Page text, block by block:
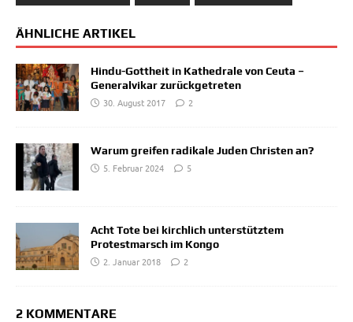
ÄHNLICHE ARTIKEL
Hindu-Gottheit in Kathedrale von Ceuta –
Generalvikar zurückgetreten
30. August 2017
2
Warum greifen radikale Juden Christen an?
5. Februar 2024
5
Acht Tote bei kirchlich unterstütztem
Protestmarsch im Kongo
2. Januar 2018
2
2 KOMMENTARE